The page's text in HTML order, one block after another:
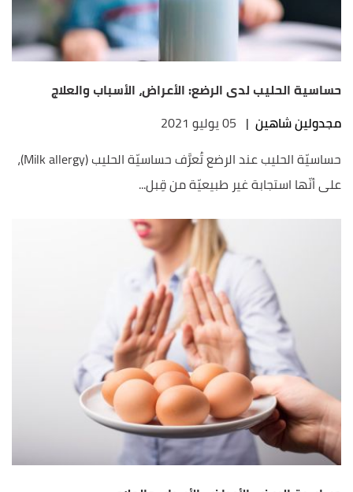
حساسية الحليب لدى الرضع: الأعراض، الأسباب والعلاج
مجدولين شاهين | 05 يوليو 2021
حساسيّة الحليب عند الرضع تُعرَّف حساسيّة الحليب (Milk allergy)،
على أنّها استجابة غير طبيعيّة من قِبل...